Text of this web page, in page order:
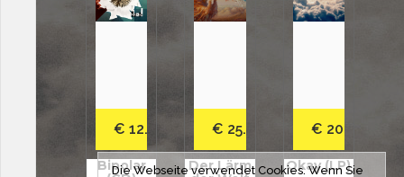
€ 12.00
Bipolar
€ 25.00
Der Lärm
€ 20.00
Okay (LP)
Die Webseite verwendet Cookies. Wenn Sie